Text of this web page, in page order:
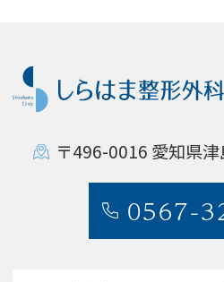
〒496-0016 愛知県
0567-